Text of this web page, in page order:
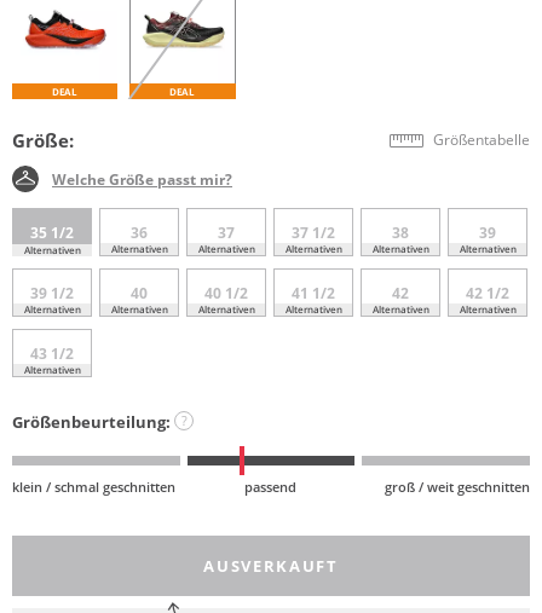
DEAL DEAL
Größe: Größentabelle
Welche Größe passt mir?
35 1/2
Alternativen
36
Alternativen
37
Alternativen
37 1/2
Alternativen
38
Alternativen
39
Alternativen
39 1/2
Alternativen
40
Alternativen
40 1/2
Alternativen
41 1/2
Alternativen
42
Alternativen
42 1/2
Alternativen
43 1/2
Alternativen
Größenbeurteilung: ?
klein / schmal geschnitten passend groß / weit geschnitten
AUSVERKAUFT